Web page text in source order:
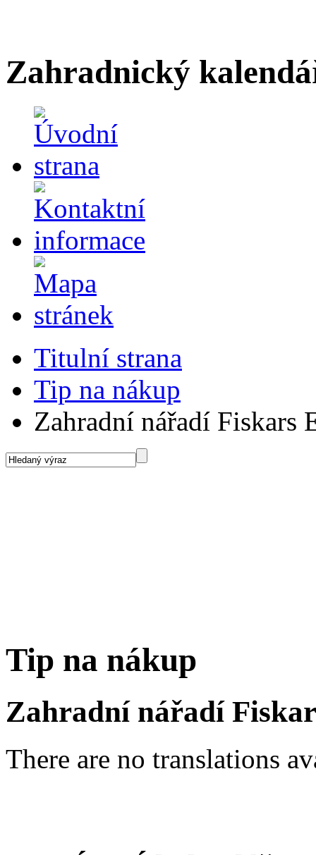
Zahradnický
Titulní strana
Tip na nákup
Zahradní nářadí Fiskars
Tip na nákup
Zahradní nářadí
There are no translations